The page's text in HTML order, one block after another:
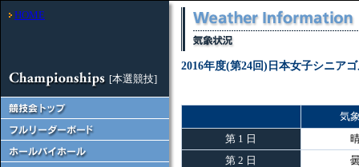
HOME
[本選競技]
2016年度(第24回)日本女子シニア
気
第 1 日
第 2 日